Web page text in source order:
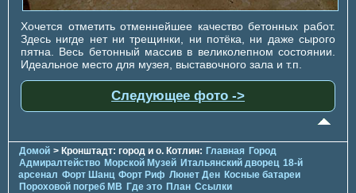
Хочется отметить отменнейшее качество бетонных работ.
Здесь нигде нет ни трещинки, ни потёка, ни даже сырого
пятна. Весь бетонный массив в великолепном состоянии.
Идеальное место для музея, выставочного зала и т.п.
Следующее фото ->
Домой > Кронштадт: город и о. Котлин: Главная Город
Адмиралтейство Морской Музей Итальянский дворец 18-й
арсенал Форт Шанц Форт Риф Люнет Ден Косные батареи
Пороховой погреб МВ Где это План Ссылки